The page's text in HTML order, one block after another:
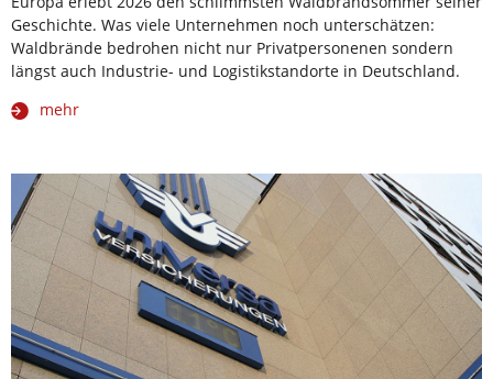
Geschichte. Was viele Unternehmen noch unterschätzen:
Waldbrände bedrohen nicht nur Privatpersonenen sondern
längst auch Industrie- und Logistikstandorte in Deutschland.
mehr